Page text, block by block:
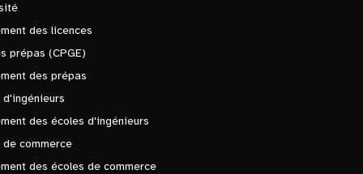
des licences
prépas (CPGE)
des prépas
d'ingénieurs
des écoles d'ingénieurs
de commerce
des écoles de commerce